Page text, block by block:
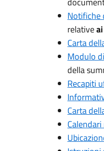
Notifiche
relative
Carta
Modulo
della
Recapiti
Carta